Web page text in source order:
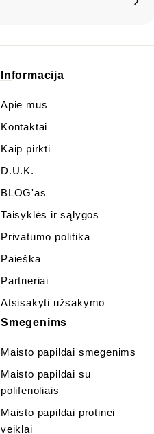
Informacija
Apie mus
Kontaktai
Kaip pirkti
D.U.K.
BLOG'as
Taisyklės ir sąlygos
Privatumo politika
Paieška
Partneriai
Atsisakyti užsakymo
Smegenims
Maisto papildai smegenims
Maisto papildai su
polifenoliais
Maisto papildai protinei
veiklai